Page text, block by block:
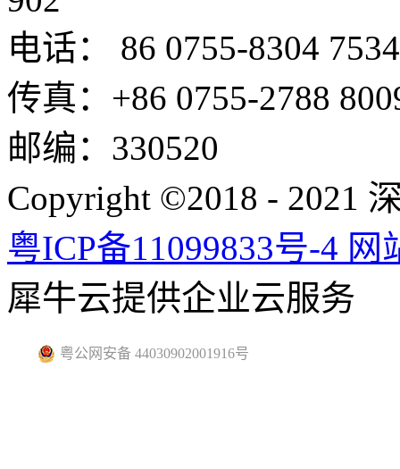
电话： 86 0755-8304 7534
传真：+86 0755-2788
邮编：330520
Copyright ©2018 - 2021
粤ICP备11099833号-4 网
犀牛云提供企业云服务
粤公网安备 44030902001916号